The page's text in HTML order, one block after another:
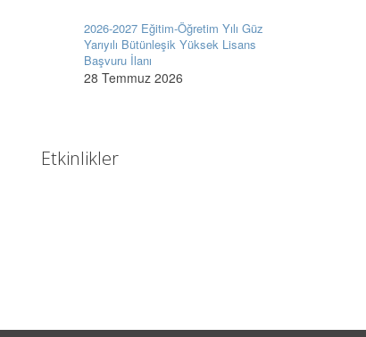
2026-2027 Eğitim-Öğretim Yılı Güz
Yarıyılı Bütünleşik Yüksek Lisans
Başvuru İlanı
28 Temmuz 2026
Etkinlikler